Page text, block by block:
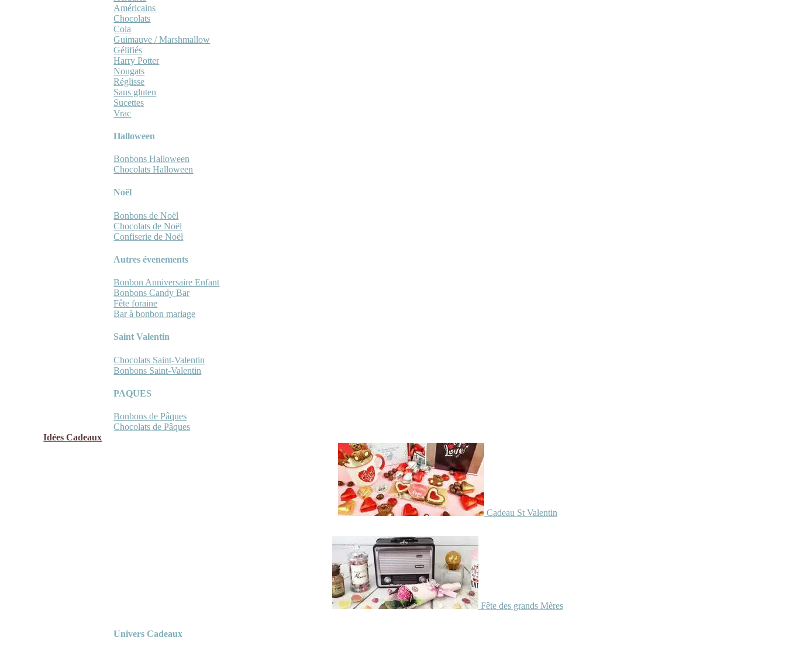
Américains
Chocolats
Cola
Guimauve / Marshmallow
Gélifiés
Harry Potter
Nougats
Réglisse
Sans gluten
Sucettes
Vrac
Halloween
Bonbons Halloween
Chocolats Halloween
Noël
Bonbons de Noël
Chocolats de Noël
Confiserie de Noël
Autres évenements
Bonbon Anniversaire Enfant
Bonbons Candy Bar
Fête foraine
Bar à bonbon mariage
Saint Valentin
Chocolats Saint-Valentin
Bonbons Saint-Valentin
PAQUES
Bonbons de Pâques
Chocolats de Pâques
Idées Cadeaux
Cadeau St Valentin
Fête des grands Mères
Univers Cadeaux